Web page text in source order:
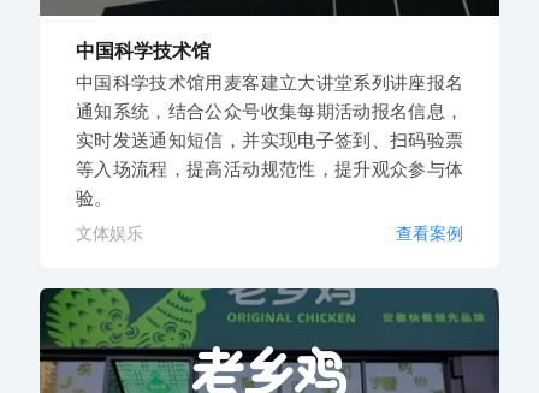
中国科学技术馆
中国科学技术馆用麦客建立大讲堂系列讲座报名
通知系统，结合公众号收集每期活动报名信息，
实时发送通知短信，并实现电子签到、扫码验票
等入场流程，提高活动规范性，提升观众参与体
验。
文体娱乐 查看案例